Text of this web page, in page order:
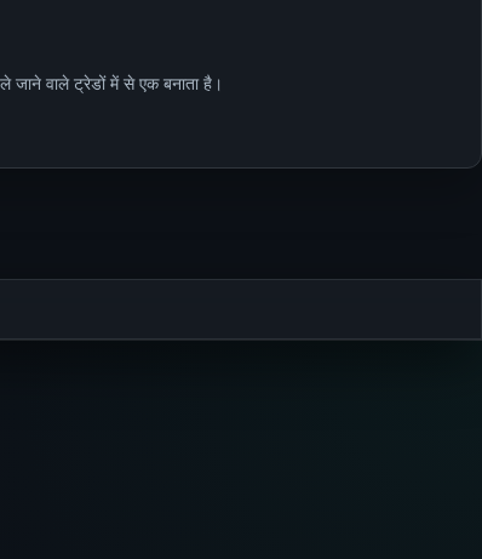
जाने वाले ट्रेडों में से एक बनाता है।